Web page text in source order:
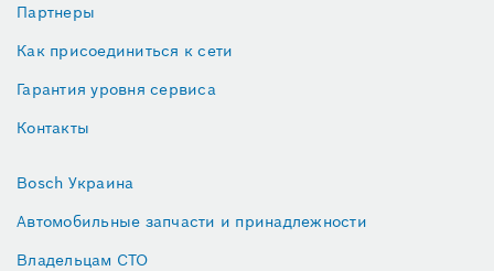
Партнеры
Как присоединиться к сети
Гарантия уровня сервиса
Контакты
Bosch Украина
Автомобильные запчасти и принадлежности
Владельцам СТО